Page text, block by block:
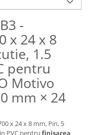
-
x 24 x 8
1.5
pentru
Motivo
mm × 24
x 24 x 8 mm, Pin, 5
PVC pentru finisarea